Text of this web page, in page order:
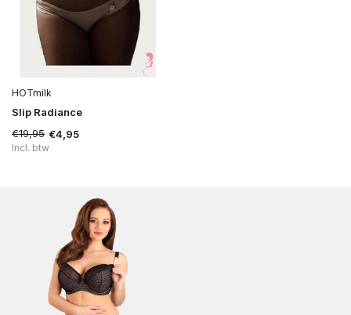
HOTmilk
Slip Radiance
€19,95 €4,95
Incl. btw